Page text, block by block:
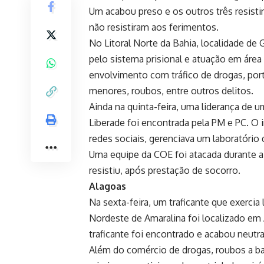
Um acabou preso e os outros três
não resistiram aos ferimentos.
No Litoral Norte da Bahia, localidade de
pelo sistema prisional e atuação em
envolvimento com tráfico de drogas,
menores, roubos, entre outros delitos.
Ainda na quinta-feira, uma liderança de
Liberade foi encontrada pela PM e PC.
redes sociais, gerenciava um
Uma equipe da COE foi atacada
resistiu, após prestação de socorro.
Alagoas
Na sexta-feira, um traficante que
Nordeste de Amaralina foi localizado
traficante foi encontrado e acabou
Além do comércio de drogas, roubos a